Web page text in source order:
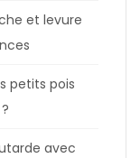
et levure
petits pois
avec